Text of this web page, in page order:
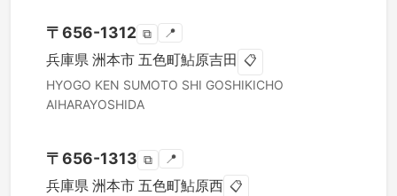
〒656-1312 ⧉ 📍
兵庫県 洲本市 五色町鮎原吉田 📋
HYOGO KEN SUMOTO SHI GOSHIKICHO
AIHARAYOSHIDA
〒656-1313 ⧉ 📍
兵庫県 洲本市 五色町鮎原西 📋